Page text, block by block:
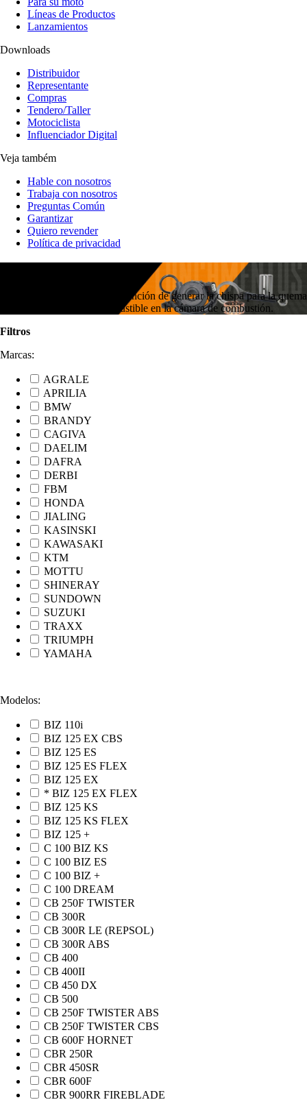
Líneas de Productos
Lanzamientos
Downloads
Distribuidor
Representante
Compras
Tendero/Taller
Motociclista
Influenciador Digital
Veja também
Hable con nosotros
Trabaja con nosotros
Preguntas Común
Garantizar
Quiero revender
Política de privacidad
La bujía de ignición tiene la función de generar la chispa para la quema
de la mezcla de aire y combustible en la cámara de combustión.
Filtros
Marcas:
AGRALE
APRILIA
BMW
BRANDY
CAGIVA
DAELIM
DAFRA
DERBI
FBM
HONDA
JIALING
KASINSKI
KAWASAKI
KTM
MOTTU
SHINERAY
SUNDOWN
SUZUKI
TRAXX
TRIUMPH
YAMAHA
Modelos:
BIZ 110i
BIZ 125 EX CBS
BIZ 125 ES
BIZ 125 ES FLEX
BIZ 125 EX
* BIZ 125 EX FLEX
BIZ 125 KS
BIZ 125 KS FLEX
BIZ 125 +
C 100 BIZ KS
C 100 BIZ ES
C 100 BIZ +
C 100 DREAM
CB 250F TWISTER
CB 300R
CB 300R LE (REPSOL)
CB 300R ABS
CB 400
CB 400II
CB 450 DX
CB 500
CB 250F TWISTER ABS
CB 250F TWISTER CBS
CB 600F HORNET
CBR 250R
CBR 450SR
CBR 600F
CBR 900RR FIREBLADE